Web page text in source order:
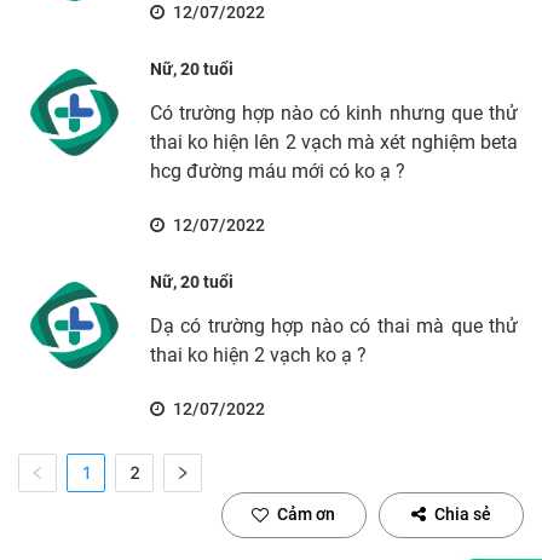
12/07/2022
Nữ, 20 tuổi
Có trường hợp nào có kinh nhưng que thử
thai ko hiện lên 2 vạch mà xét nghiệm beta
hcg đường máu mới có ko ạ ?
12/07/2022
Nữ, 20 tuổi
Dạ có trường hợp nào có thai mà que thử
thai ko hiện 2 vạch ko ạ ?
12/07/2022
1 2
Cảm ơn Chia sẻ